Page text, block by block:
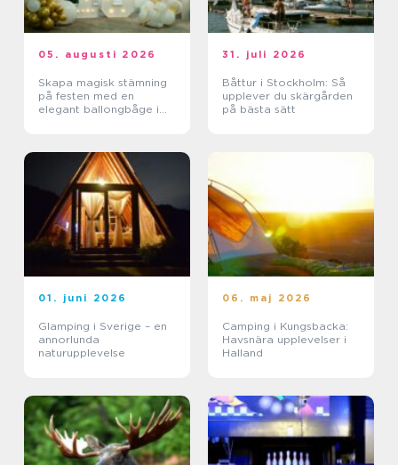
05. augusti 2026
Skapa magisk stämning
på festen med en
elegant ballongbåge i
31. juli 2026
Båttur i Stockholm: Så
upplever du skärgården
på bästa sätt
01. juni 2026
Glamping i Sverige – en
annorlunda
naturupplevelse
06. maj 2026
Camping i Kungsbacka:
Havsnära upplevelser i
Halland